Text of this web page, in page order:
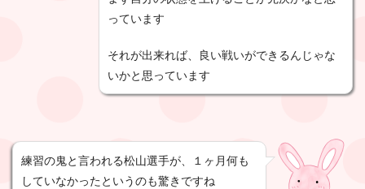
っています
それが出来れば、良い戦いができるんじゃな
いかと思っています
練習の鬼と言われる松山選手が、１ヶ月何も
していなかったというのも驚きですね